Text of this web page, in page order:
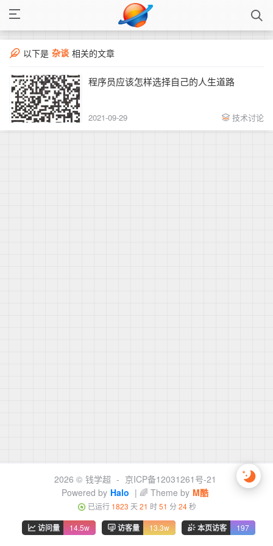
以下是 杂谈 相关的文章
程序员应该怎样选择自己的人生道路
2021-09-29 技术讨论
2026 © 钱学超 - 京ICP备12031261号-21
Powered by Halo | 🌈 Theme by M酷
已运行 1823 天21 时51 分 24秒
访问量 14.5w 访客量 13.3w 本页访客 197